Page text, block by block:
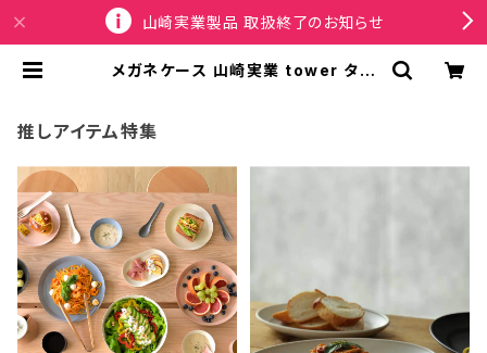
山崎実業製品 取扱終了のお知らせ
メガネケース 山崎実業 tower タワ
推しアイテム特集